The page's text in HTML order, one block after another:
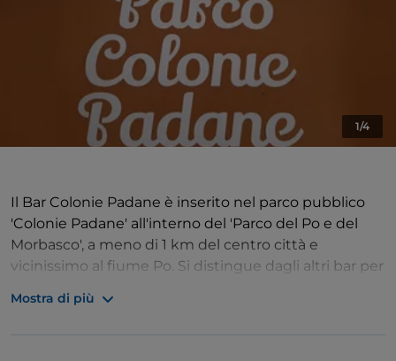
1/4
Il Bar Colonie Padane è inserito nel parco pubblico
'Colonie Padane' all'interno del 'Parco del Po e del
Morbasco', a meno di 1 km del centro città e
vicinissimo al fiume Po. Si distingue dagli altri bar per
nella comunità. Ha diverse finalità come l'inclusione
Mostra di più